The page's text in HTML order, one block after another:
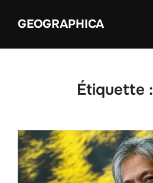
GEOGRAPHICA
Étiquette :